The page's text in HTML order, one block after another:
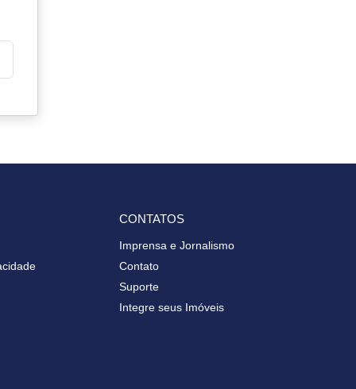
CONTATOS
Imprensa e Jornalismo
Contato
Suporte
Integre seus Imóveis